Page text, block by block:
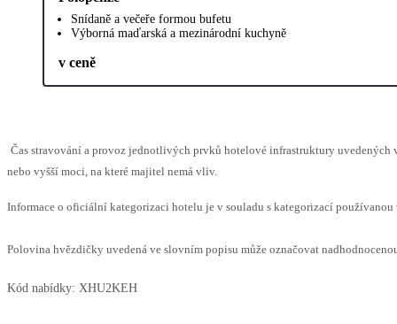
Snídaně a večeře formou bufetu
Výborná maďarská a mezinárodní kuchyně
v ceně
Čas stravování a provoz jednotlivých prvků hotelové infrastruktury uvedených
nebo vyšší moci, na které majitel nemá vliv.
Informace o oficiální kategorizaci hotelu je v souladu s kategorizací
Polovina hvězdičky uvedená ve slovním popisu může označovat
Kód nabídky: XHU2KEH